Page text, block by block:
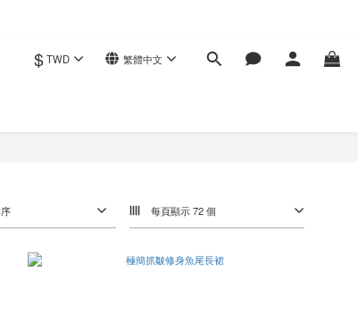
$ TWD 繁體中文
每頁顯示 72 個